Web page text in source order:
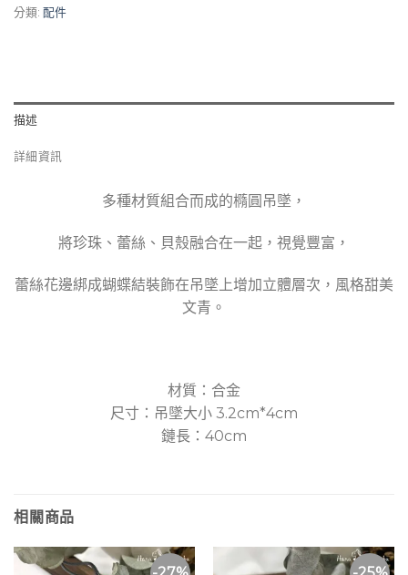
分類: 配件
描述
詳細資訊
多種材質組合而成的橢圓吊墜，
將珍珠、蕾絲、貝殼融合在一起，視覺豐富，
蕾絲花邊綁成蝴蝶結裝飾在吊墜上增加立體層次，風格甜美
文青。
材質：合金
尺寸：吊墜大小 3.2cm*4cm
鏈長：40cm
相關商品